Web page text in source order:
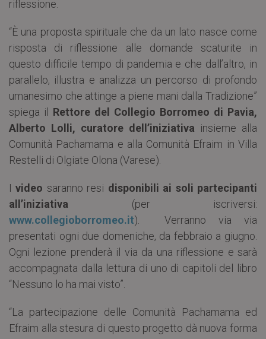
riflessione.
“È una proposta spirituale che da un lato nasce come
risposta di riflessione alle domande scaturite in
questo difficile tempo di pandemia e che dall’altro, in
parallelo, illustra e analizza un percorso di profondo
umanesimo che attinge a piene mani dalla Tradizione”
spiega il Rettore del Collegio Borromeo di Pavia,
Alberto Lolli, curatore dell’iniziativa insieme alla
Comunità Pachamama e alla Comunità Efraim in Villa
Restelli di Olgiate Olona (Varese).
Ivideo saranno resi disponibili ai soli partecipanti
all’iniziativa (per iscriversi:
www.collegioborromeo.it). Verranno via via
presentati ogni due domeniche, da febbraio a giugno.
Ogni lezione prenderà il via da una riflessione e sarà
accompagnata dalla lettura di uno di capitoli del libro
“Nessuno lo ha mai visto”.
“La partecipazione delle Comunità Pachamama ed
Efraim alla stesura di questo progetto dà nuova forma